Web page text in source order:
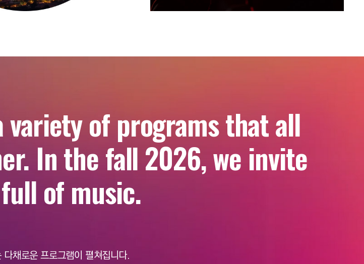
variety of programs that all
In the fall 2026, we invite
of music.
채로운 프로그램이 펼쳐집니다.